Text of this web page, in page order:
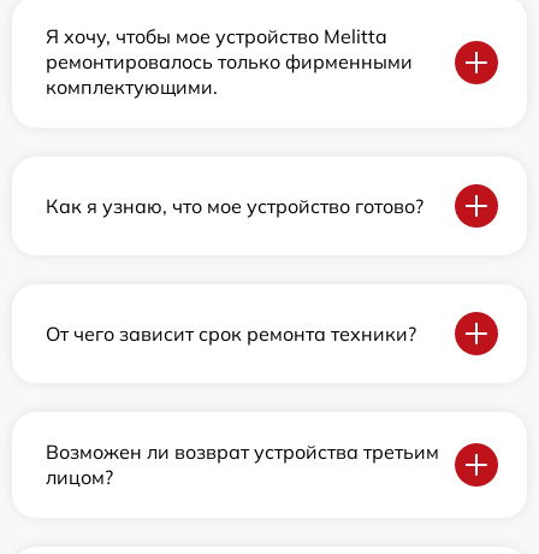
Я хочу, чтобы мое устройство Melitta
ремонтировалось только фирменными
комплектующими.
Как я узнаю, что мое устройство готово?
От чего зависит срок ремонта техники?
Возможен ли возврат устройства третьим
лицом?